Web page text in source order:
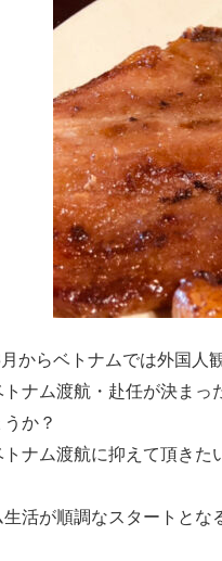
からベトナムでは外国人
トナム渡航・赴任が決ま
か？
ナム渡航に抑えて頂きた
活が順調なスタートとな